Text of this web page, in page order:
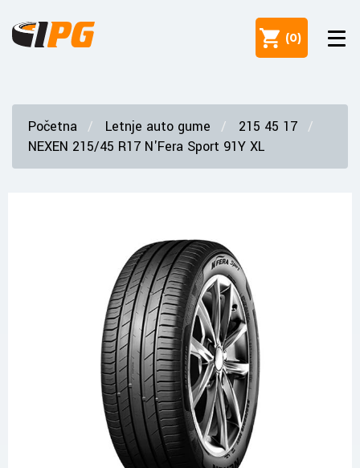
(0)
Početna Letnje auto gume
215 45 17
NEXEN 215/45 R17 N'Fera Sport 91Y XL